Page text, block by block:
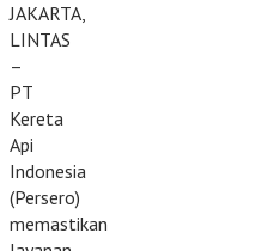
JAKARTA,
LINTAS
–
PT
Kereta
Api
Indonesia
(Persero)
memastikan